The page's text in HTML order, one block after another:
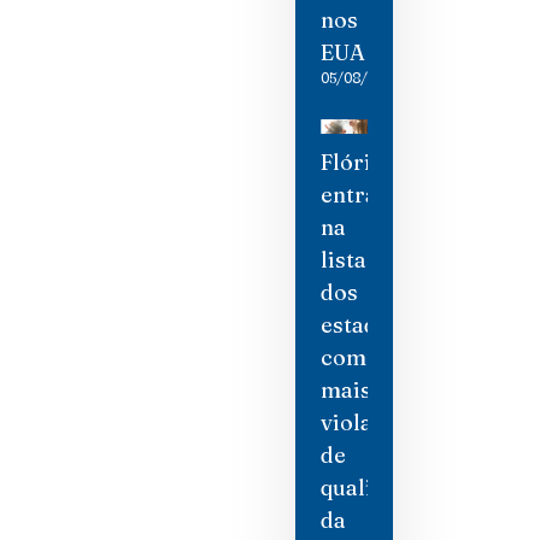
nos
EUA
05/08/2026
Flórida
entra
na
lista
dos
estados
com
mais
violações
de
qualidade
da